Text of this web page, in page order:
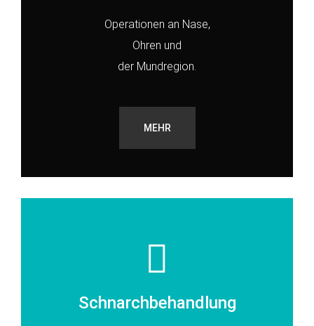
Operationen an Nase,
Ohren und
der Mundregion.
MEHR
Schnarchbehandlung